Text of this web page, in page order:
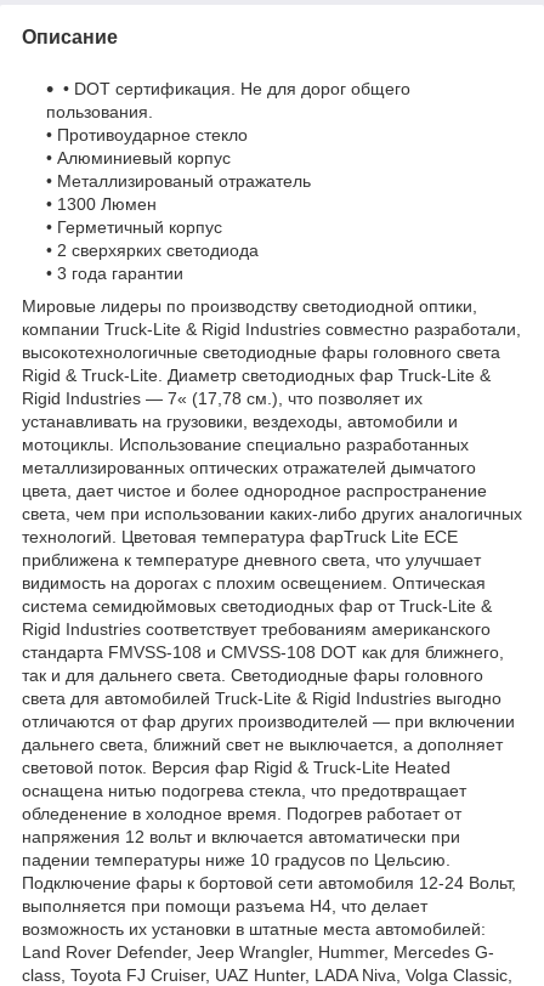
Описание
• DOT сертификация. Не для дорог общего
пользования.
• Противоударное стекло
• Алюминиевый корпус
• Металлизированый отражатель
• 1300 Люмен
• Герметичный корпус
• 2 сверхярких светодиода
• 3 года гарантии
Мировые лидеры по производству светодиодной оптики,
компании Truck-Lite & Rigid Industries совместно разработали,
высокотехнологичные светодиодные фары головного света
Rigid & Truck-Lite. Диаметр светодиодных фар Truck-Lite &
Rigid Industries — 7« (17,78 см.), что позволяет их
устанавливать на грузовики, вездеходы, автомобили и
мотоциклы. Использование специально разработанных
металлизированных оптических отражателей дымчатого
цвета, дает чистое и более однородное распространение
света, чем при использовании каких-либо других аналогичных
технологий. Цветовая температура фарTruck Lite ECE
приближена к температуре дневного света, что улучшает
видимость на дорогах с плохим освещением. Оптическая
система семидюймовых светодиодных фар от Truck-Lite &
Rigid Industries соответствует требованиям американского
стандарта FMVSS-108 и CMVSS-108 DOT как для ближнего,
так и для дальнего света. Светодиодные фары головного
света для автомобилей Truck-Lite & Rigid Industries выгодно
отличаются от фар других производителей — при включении
дальнего света, ближний свет не выключается, а дополняет
световой поток. Версия фар Rigid & Truck-Lite Heated
оснащена нитью подогрева стекла, что предотвращает
обледенение в холодное время. Подогрев работает от
напряжения 12 вольт и включается автоматически при
падении температуры ниже 10 градусов по Цельсию.
Подключение фары к бортовой сети автомобиля 12-24 Вольт,
выполняется при помощи разъема H4, что делает
возможность их установки в штатные места автомобилей:
Land Rover Defender, Jeep Wrangler, Hummer, Mercedes G-
class, Toyota FJ Cruiser, UAZ Hunter, LADA Niva, Volga Classic,